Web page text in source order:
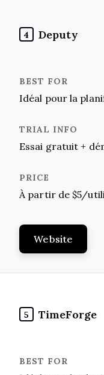
4 Deputy
Idéal pour la
Essai gratuit +
À partir de $5/
Website
5 TimeForge